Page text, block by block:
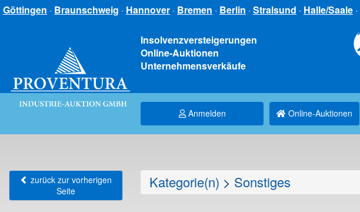
Göttingen · Braunschweig · Hannover · Bremen · Berlin · Stralsund · Halle/Saale ·
Insolvenzversteigerungen
Online-Auktionen
Unternehmensverkäufe
Anmelden Online-Auktionen
zurück zur vorherigen
Seite
Kategorie(n) > Sonstiges